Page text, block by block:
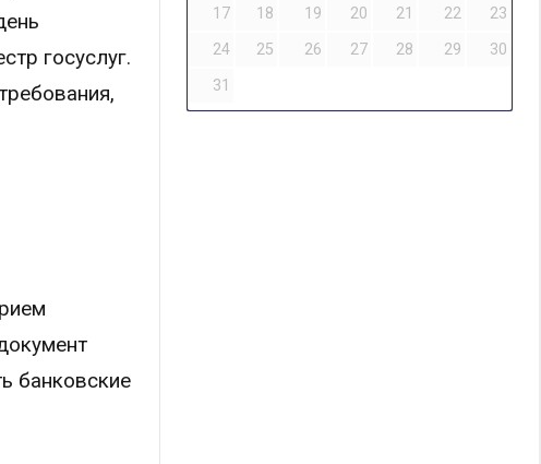
госуслуг.
банковские
17
18 19 20 21 22
23
24
25 26 27 28 29
30
31